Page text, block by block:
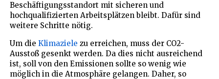
Beschäftigungsstandort mit sicheren und
hochqualifizierten Arbeitsplätzen bleibt. Dafür sind
weitere Schritte nötig.
Um die Klimaziele zu erreichen, muss der CO2-
Ausstoß gesenkt werden. Da dies nicht ausreichend
ist, soll von den Emissionen sollte so wenig wie
möglich in die Atmosphäre gelangen. Daher, so